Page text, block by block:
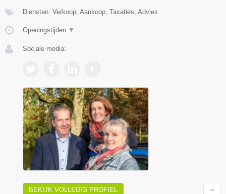
Diensten: Verkoop, Aankoop, Taxaties, Advies
Openingstijden ▼
Sociale media:
BEKIJK VOLLEDIG PROFIEL